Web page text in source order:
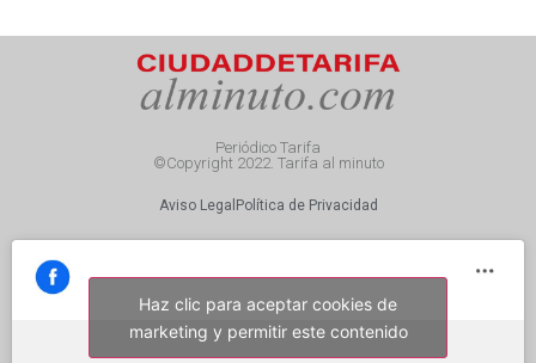
Periódico Tarifa
©Copyright 2022. Tarifa al minuto
Aviso Legal Política de Privacidad
Haz clic para aceptar cookies de
marketing y permitir este contenido